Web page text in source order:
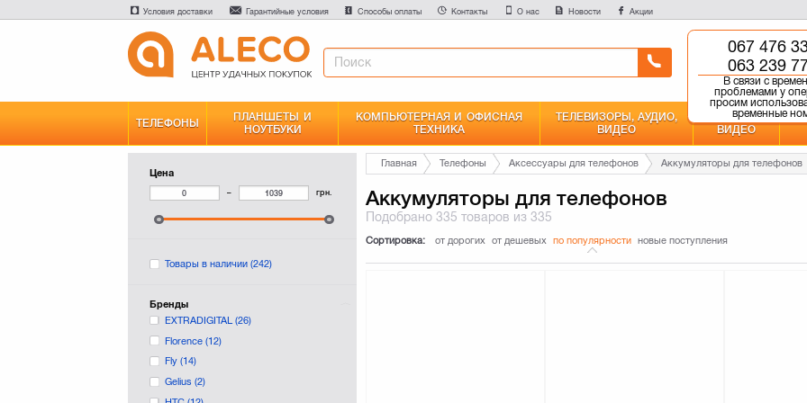
Условия доставки Гарантийные условия Способы оплаты Контакты О нас Новости Акции
0 800 750
Бесплатно со всех
067 476
063 239
В связи с
проблемами у
просим
временные
ТЕЛЕФОНЫ
ПЛАНШЕТЫ И
НОУТБУКИ
КОМПЬЮТЕРНАЯ И ОФИСНАЯ
ТЕХНИКА
ТЕЛЕВИЗОРЫ, АУДИО,
ВИДЕО
ФОТО И
ВИДЕО
Цена
– грн.
Товары в наличии(242)
Бренды
EXTRADIGITAL(26)
Florence(12)
Fly(14)
Gelius(2)
Главная Телефоны Аксессуары для телефонов Аккумуляторы для телефонов
Аккумуляторы для телефонов
Подобрано335 товаров из 335
Сортировка: от дорогих от дешевых по популярности новые поступления